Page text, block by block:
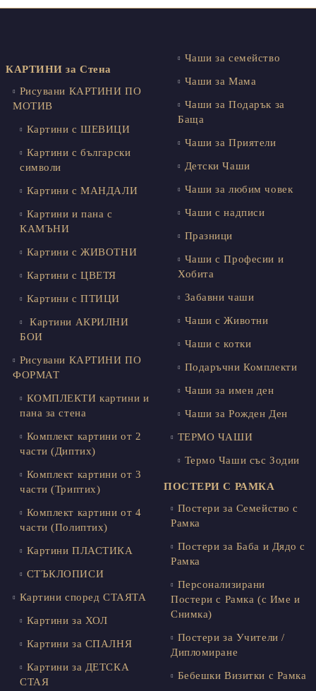
КАРТИНИ за Стена
Рисувани КАРТИНИ ПО
МОТИВ
Картини с ШЕВИЦИ
Картини с български
символи
Картини с МАНДАЛИ
Картини и пана с
КАМЪНИ
Картини с ЖИВОТНИ
Картини с ЦВЕТЯ
Картини с ПТИЦИ
Картини АКРИЛНИ
БОИ
Рисувани КАРТИНИ ПО
ФОРМАТ
КОМПЛЕКТИ картини и
пана за стена
Комплект картини от 2
части (Диптих)
Комплект картини от 3
части (Триптих)
Комплект картини от 4
части (Полиптих)
Картини ПЛАСТИКА
СТЪКЛОПИСИ
Картини според СТАЯТА
Картини за ХОЛ
Картини за СПАЛНЯ
Картини за ДЕТСКА
СТАЯ
Чаши за семейство
Чаши за Мама
Чаши за Подарък за
Баща
Чаши за Приятели
Детски Чаши
Чаши за любим човек
Чаши с надписи
Празници
Чаши с Професии и
Хобита
Забавни чаши
Чаши с Животни
Чаши с котки
Подаръчни Комплекти
Чаши за имен ден
Чаши за Рожден Ден
ТЕРМО ЧАШИ
Термо Чаши със Зодии
ПОСТЕРИ С РАМКА
Постери за Семейство с
Рамка
Постери за Баба и Дядо с
Рамка
Персонализирани
Постери с Рамка (с Име и
Снимка)
Постери за Учители /
Дипломиране
Бебешки Визитки с Рамка